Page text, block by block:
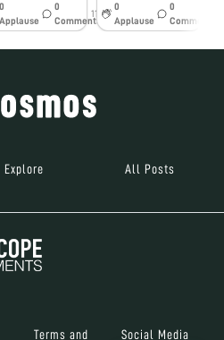
0
Applause
0
Comments
11w
0
Applause
0
Comments
Explore All Posts
Terms and Social Media